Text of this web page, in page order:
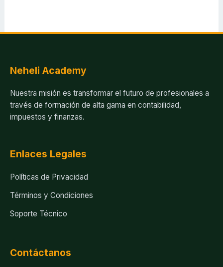
Neheli Academy
Nuestra misión es transformar el futuro de profesionales a
través de formación de alta gama en contabilidad,
impuestos y finanzas.
Enlaces Legales
Políticas de Privacidad
Términos y Condiciones
Soporte Técnico
Contáctanos